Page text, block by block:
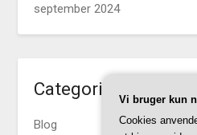
september 2024
Categories
Blog
Vi bruger kun
Cookies